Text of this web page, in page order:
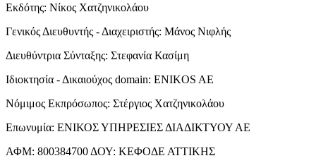
Εκδότης: Νίκος Χατζηνικολάου
Γενικός Διευθυντής - Διαχειριστής: Μάνος Νιφλής
Διευθύντρια Σύνταξης: Στεφανία Κασίμη
Ιδιοκτησία - Δικαιούχος domain: ENIKOS AE
Νόμιμος Εκπρόσωπος: Στέργιος Χατζηνικολάου
Επωνυμία: ΕΝΙΚΟΣ ΥΠΗΡΕΣΙΕΣ ΔΙΑΔΙΚΤΥΟΥ ΑΕ
ΑΦΜ: 800384700 ΔΟΥ: ΚΕΦΟΔΕ ΑΤΤΙΚΗΣ